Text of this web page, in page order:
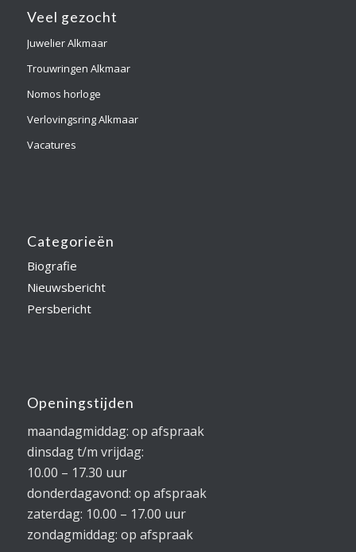
Veel gezocht
Juwelier Alkmaar
Trouwringen Alkmaar
Nomos horloge
Verlovingsring Alkmaar
Vacatures
Categorieën
Biografie
Nieuwsbericht
Persbericht
Openingstijden
maandagmiddag: op afspraak
dinsdag t/m vrijdag:
10.00 – 17.30 uur
donderdagavond: op afspraak
zaterdag: 10.00 – 17.00 uur
zondagmiddag: op afspraak